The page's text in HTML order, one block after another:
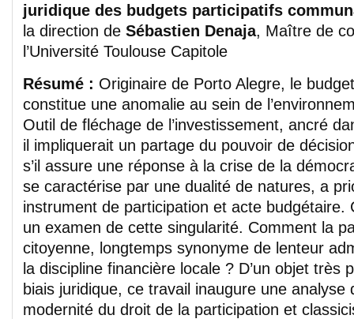
juridique des budgets participatifs
la direction de Sébastien Denaja, Maître de
l’Université Toulouse Capitole
Résumé : Originaire de Porto Alegre, le
constitue une anomalie au sein de
Outil de fléchage de l’investissement, ancré
il impliquerait un partage du pouvoir de
s’il assure une réponse à la crise de la
se caractérise par une dualité de natures, a
instrument de participation et acte budgétaire.
un examen de cette singularité. Comment la
citoyenne, longtemps synonyme de lenteur
la discipline financière locale ? D’un objet très
biais juridique, ce travail inaugure une analyse
modernité du droit de la participation et